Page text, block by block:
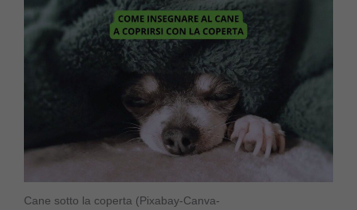
Cane sotto la coperta (Pixabay-Canva-